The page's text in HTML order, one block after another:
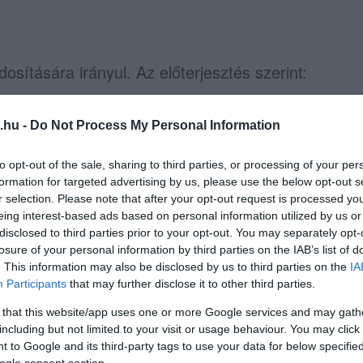
- Do Not Process My Personal Information
opt-out of the sale, sharing to third parties, or processing of your
for targeted advertising by us, please use the below opt-out
selection. Please note that after your opt-out request is processed
interest-based ads based on personal information utilized by us
to third parties prior to your opt-out. You may separately
of your personal information by third parties on the IAB’s list of
This information may also be disclosed by us to third parties on the
Participants that may further disclose it to other third parties.
that this website/app uses one or more Google services and may
but not limited to your visit or usage behaviour. You may
to Google and its third-party tags to use your data for below
irányul. Az előterjesztés szerint:
az, aki összesen – megszakításokkal
megbízatást töltött be.”
miniszterelnöki megbízatásokat veszi
módosítás a demokratikus
szerint személyre szabott jogalkotásról
a jövőben ne lehessen ismét kormányfő.
a közfeladatot ellátó közérdekű